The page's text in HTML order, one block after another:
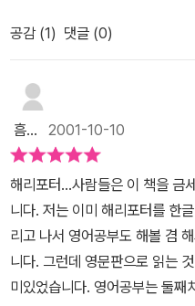
다.해리는 더이상 참지 못하고
씬 더 뚱뚱해지고 부풀어 올라
(나중에 마법부에서 마지의 몸
을 걸었다) 해리는 마지를 그대
온다 해리는 갈곳없는 마법사들
침대도 있고 쉴곳도 있는 곳이
고 네빌이라고 하지만 마법부 퍼
해리는 다이애건 앨리에서 물건
얼마뒤 해리는 9와 3/4 승차장
다 보호자의 싸인이 없으므로 호
우스 블랙의 일로 시끌벅적한다.
화가 습격당하고 론도 바로 옆
공감 (1) 댓글 (0)
흠... 2001-10-10
해리포터...사람들은 이 책을 금
니다. 저는 이미 해리포터를 한
리고 나서 영어공부도 해볼 겸
니다. 그런데 영문판으로 읽는
미있었습니다. 영어공부는 둘째